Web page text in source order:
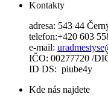
Kontakty
adresa: 543 44
telefon:+420 603
e-mail:
IČO: 00277720 /
ID DS: piube4y
Kde nás najdete